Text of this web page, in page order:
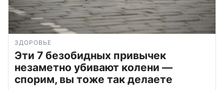
ЗДОРОВЬЕ
Эти 7 безобидных привычек
незаметно убивают колени —
спорим, вы тоже так делаете